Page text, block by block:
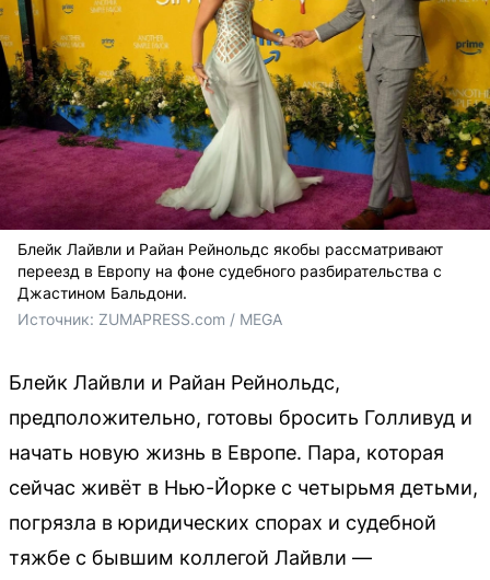
Блейк Лайвли и Райан Рейнольдс якобы рассматривают
переезд в Европу на фоне судебного разбирательства с
Джастином Бальдони.
Источник: ZUMAPRESS.com / MEGA
Блейк Лайвли и Райан Рейнольдс,
предположительно, готовы бросить Голливуд и
начать новую жизнь в Европе. Пара, которая
сейчас живёт в Нью-Йорке с четырьмя детьми,
погрязла в юридических спорах и судебной
тяжбе с бывшим коллегой Лайвли —